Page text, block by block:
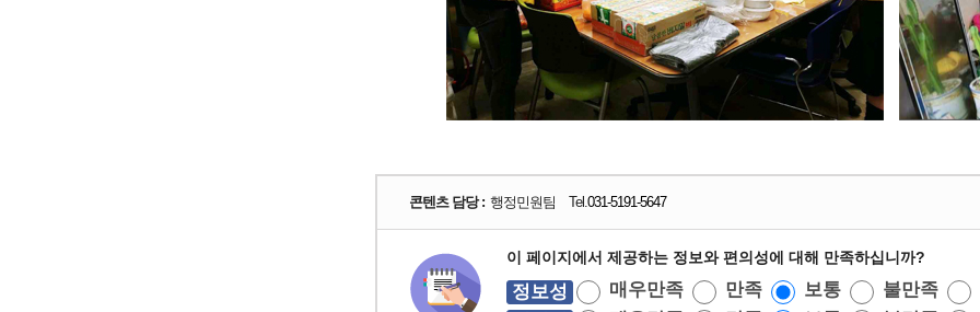
콘텐츠 담당 : 행정민원팀 Tel.031-5191-5647
이 페이지에서 제공하는 정보와 편의성에 대해 만족하십니까?
정보성 매우만족 만족 보통
불만족